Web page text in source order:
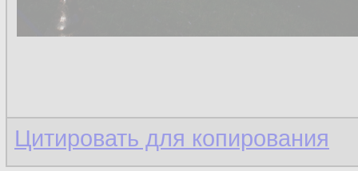
Цитировать для копирования